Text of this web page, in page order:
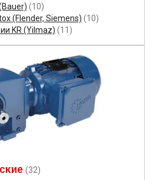
(10)
(Flender, Siemens) (10)
KR (Yilmaz) (11)
(32)